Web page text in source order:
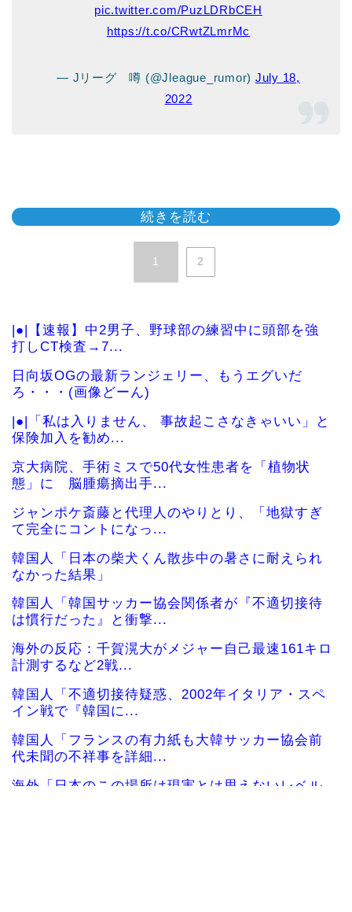
pic.twitter.com/PuzLDRbCEH
https://t.co/CRwtZLmrMc
— Jリーグ 噂 (@Jleague_rumor) July 18,
2022
続きを読む
1 2
|●|【速報】中2男子、野球部の練習中に頭部を強
打しCT検査→7...
日向坂OGの最新ランジェリー、もうエグいだ
ろ・・・(画像どーん)
|●|「私は入りません、 事故起こさなきゃいい」と
保険加入を勧め...
京大病院、手術ミスで50代女性患者を「植物状
態」に 脳腫瘍摘出手...
ジャンポケ斎藤と代理人のやりとり、「地獄すぎ
て完全にコントになっ...
韓国人「日本の柴犬くん散歩中の暑さに耐えられ
なかった結果」
韓国人「韓国サッカー協会関係者が『不適切接待
は慣行だった』と衝撃...
海外の反応：千賀滉大がメジャー自己最速161キロ
計測するなど2戦...
韓国人「不適切接待疑惑、2002年イタリア・スペ
イン戦で『韓国に...
韓国人「フランスの有力紙も大韓サッカー協会前
代未聞の不祥事を詳細...
海外「日本のこの場所は現実とは思えないレベル